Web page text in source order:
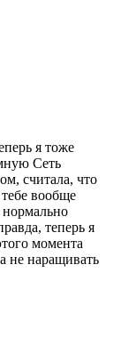
я тоже
Сеть
считала, что
вообще
нормально
теперь я
момента
не наращивать